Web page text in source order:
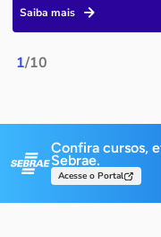
1/10
Saiba mais
Confira cursos,
Sebrae.
Acesse o Portal